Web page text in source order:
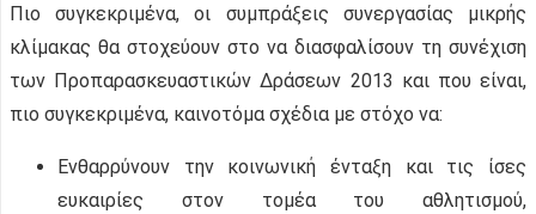
Πιο συγκεκριμένα, οι συμπράξεις συνεργασίας μικρής
κλίμακας θα στοχεύουν στο να διασφαλίσουν τη συνέχιση
των Προπαρασκευαστικών Δράσεων 2013 και που είναι,
πιο συγκεκριμένα, καινοτόμα σχέδια με στόχο να:
Ενθαρρύνουν την κοινωνική ένταξη και τις ίσες
ευκαιρίες στον τομέα του αθλητισμού,